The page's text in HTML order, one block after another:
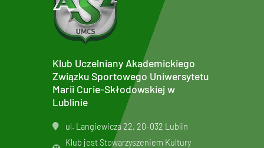
Klub Uczelniany Akademickiego
Związku Sportowego Uniwersytetu
Marii Curie-Skłodowskiej w
Lublinie
ul. Langiewicza 22, 20-032 Lublin
Klub jest Stowarzyszeniem Kultury